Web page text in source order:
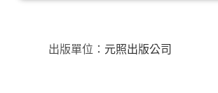
出版單位： 元照出版公司